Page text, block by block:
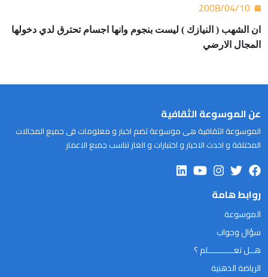
ان الشهب ( النيازك ) ليست بنجوم وانها اجسام تحترق لدي دخولها
المجال الارضي
عن الموسوعة الثقافية
الموسوعة الثقافية هى موسوعة تضم اخبار و معلومات فى جميع المجالات
المختلفة و احدث الاخبار و اختبارات و الغاز تناسب جميع الاعمار
روابط هامة
الموسوعة
سؤال وجواب
هــل تعـــــــــــلم ؟
الرياضة الذهنية